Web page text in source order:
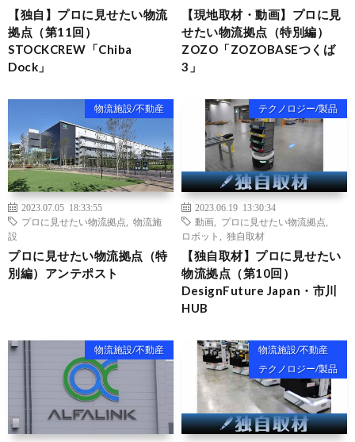
【独自】プロに見せたい物流
拠点（第11回）
STOCKCREW「Chiba
Dock」
【現地取材・動画】プロに見
せたい物流拠点（特別編）
ZOZO「ZOZOBASEつくば
3」
物流施設/不動産
2023.07.05 18:33:55
プロに見せたい物流拠点
物流施
設
プロに見せたい物流拠点（特
別編）アンテポスト
テクノロジー/製品
2023.06.19 13:30:34
動画
プロに見せたい物流拠点
ロボット
独自取材
【独自取材】プロに見せたい
物流拠点（第10回）
DesignFuture Japan・市川
HUB
物流施設/不動産
物流施設/不動産
テクノロジー/製品